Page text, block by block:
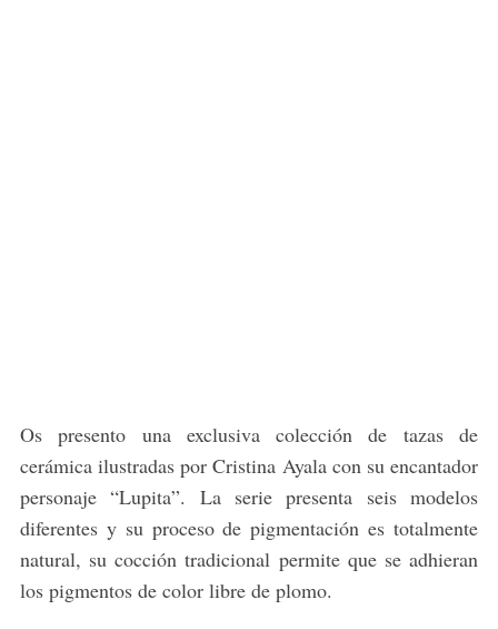
Os presento una exclusiva colección de tazas de
cerámica ilustradas por Cristina Ayala con su encantador
personaje “Lupita”. La serie presenta seis modelos
diferentes y su proceso de pigmentación es totalmente
natural, su cocción tradicional permite que se adhieran
los pigmentos de color libre de plomo.